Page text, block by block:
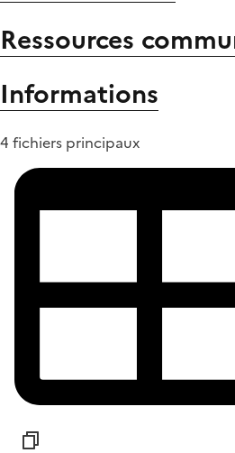
Ressources
Informations
4 fichiers principaux